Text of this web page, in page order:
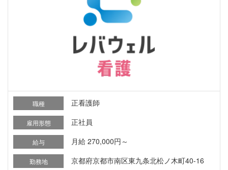
職種 正看護師
雇用形態 正社員
給与 月給 270,000円～
勤務地 京都府京都市南区東九条北松ノ木町40-16